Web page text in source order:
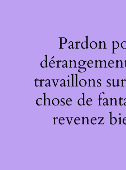
Pardon
travaillons
chose de
revenez